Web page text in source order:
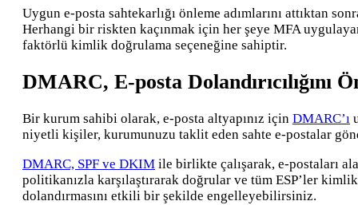
Uygun e-posta sahtekarlığı önleme adımlarını attıktan
Herhangi bir riskten kaçınmak için her şeye MFA
faktörlü kimlik doğrulama seçeneğine sahiptir.
DMARC, E-posta Dolandırıcılığını
Bir kurum sahibi olarak, e-posta altyapınız için DMARC’ı
niyetli kişiler, kurumunuzu taklit eden sahte e-postalar
DMARC, SPF ve DKIM ile birlikte çalışarak, e-postaları
politikanızla karşılaştırarak doğrular ve tüm ESP’ler
dolandırmasını etkili bir şekilde engelleyebilirsiniz.